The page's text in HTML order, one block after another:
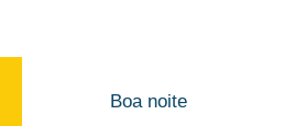
Boa noite